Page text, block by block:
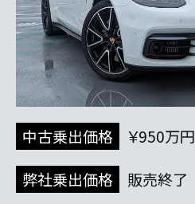
中古乗出価格
￥950万円
弊社乗出価格
販売終了